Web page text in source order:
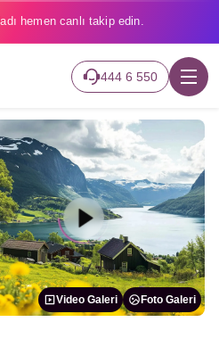
hemen canlı takip edin.
444 6 550
Video Galeri Foto Galeri